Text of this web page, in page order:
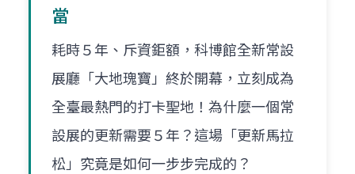
當
耗時５年、斥資鉅額，科博館全新常設
展廳「大地瑰寶」終於開幕，立刻成為
全臺最熱門的打卡聖地！為什麼一個常
設展的更新需要５年？這場「更新馬拉
松」究竟是如何一步步完成的？